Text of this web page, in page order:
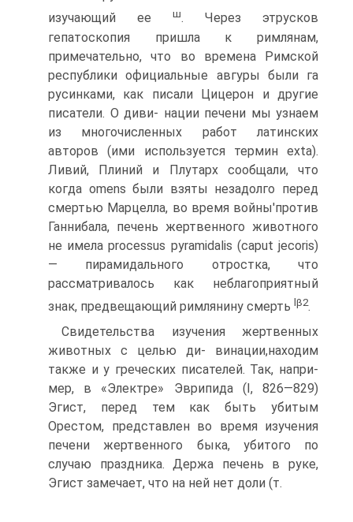
изучающий ее
ш. Через этрусков
гепатоскопия пришла к римлянам,
примечательно, что во времена Римской
республики официальные авгуры были га
русинками, как писали Цицерон и другие
писатели. О диви- нации печени мы узнаем
из многочисленных работ латинских
авторов (ими используется термин exta).
Ливий, Плиний и Плу­тарх сообщали, что
когда omens были взяты незадолго перед
смертью Марцелла, во время войны'против
Ганнибала, печень жертвенного животного
не имела processus pyramidalis (caput jecoris)
— пирамидального отростка, что
рассматривалось как неблагоприятный
знак, предвещающий римлянину смерть lβ2.
Свидетельства изучения жертвенных
животных с целью ди- винации,находим
также и у греческих писателей. Так, напри­
мер, в «Электре» Эврипида (I, 826—829)
Эгист, перед тем как быть убитым
Орестом, представлен во время изучения
печени жертвенного быка, убитого по
случаю праздника. Держа пе­чень в руке,
Эгист замечает, что на ней нет доли (т.